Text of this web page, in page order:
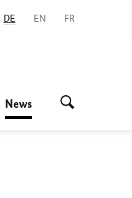
DE EN FR
News